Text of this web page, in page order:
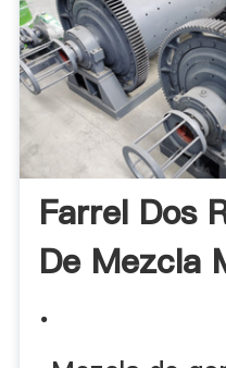
Farrel Dos
De Mezcla
.